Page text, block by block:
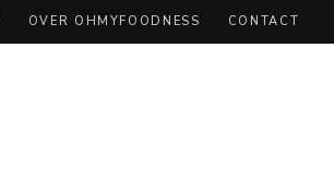
OVER OHMYFOODNESS CONTACT